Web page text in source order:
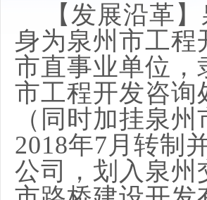
【发展沿革
身为泉州市工
市直事业单位，
市工程开发咨询
（同时加挂泉
2018年7 月 转制
公司，划入泉州